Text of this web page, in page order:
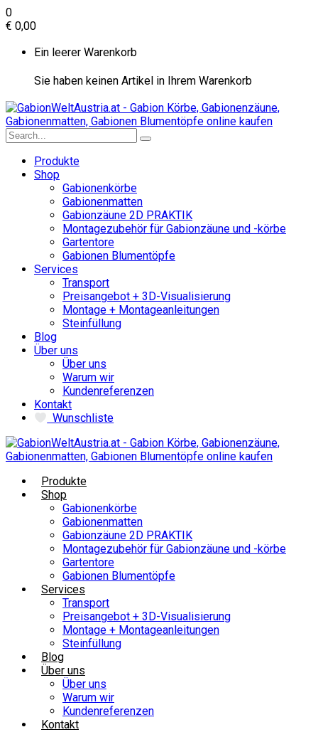
0
€ 0,00
Ein leerer Warenkorb
Sie haben keinen Artikel in Ihrem Warenkorb
Produkte
Shop
Gabionenkörbe
Gabionenmatten
Gabionzäune 2D PRAKTIK
Montagezubehör für Gabionzäune und -körbe
Gartentore
Gabionen Blumentöpfe
Services
Transport
Preisangebot + 3D-Visualisierung
Montage + Montageanleitungen
Steinfüllung
Blog
Über uns
Über uns
Warum wir
Kundenreferenzen
Kontakt
Wunschliste
Produkte
Shop
Gabionenkörbe
Gabionenmatten
Gabionzäune 2D PRAKTIK
Montagezubehör für Gabionzäune und -körbe
Gartentore
Gabionen Blumentöpfe
Services
Transport
Preisangebot + 3D-Visualisierung
Montage + Montageanleitungen
Steinfüllung
Blog
Über uns
Über uns
Warum wir
Kundenreferenzen
Kontakt